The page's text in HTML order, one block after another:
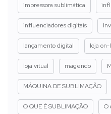
impressora sublimática
influenciadores digitais
lançamento digital loja
loja vitual magendo
MÁQUINA DE SUBLIMAÇÃO
O QUE É SUBLIMAÇÃO O